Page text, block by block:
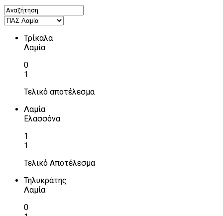
Τρίκαλα
Λαμία
0
1
Τελικό αποτέλεσμα
Λαμία
Ελασσόνα
1
1
Τελικό Αποτέλεσμα
Τηλυκράτης
Λαμία
0